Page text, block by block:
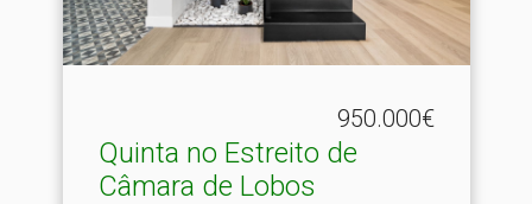
950.000€
Quinta no Estreito de
Câmara de Lobos